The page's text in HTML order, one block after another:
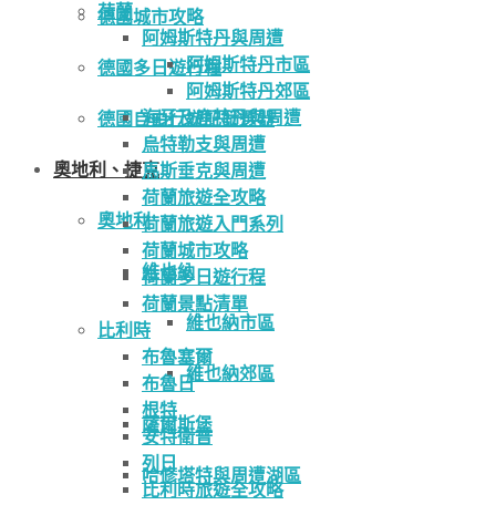
德國城市攻略
德國多日遊行程
德國自由行遊記篩選器
奧地利、捷克
奧地利
維也納
維也納市區
維也納郊區
薩爾斯堡
哈修塔特與周遭湖區
荷蘭
阿姆斯特丹與周遭
阿姆斯特丹市區
阿姆斯特丹郊區
海牙及鹿特丹與周遭
烏特勒支與周遭
馬斯垂克與周遭
荷蘭旅遊全攻略
荷蘭旅遊入門系列
荷蘭城市攻略
荷蘭多日遊行程
荷蘭景點清單
比利時
布魯塞爾
布魯日
根特
安特衛普
列日
比利時旅遊全攻略